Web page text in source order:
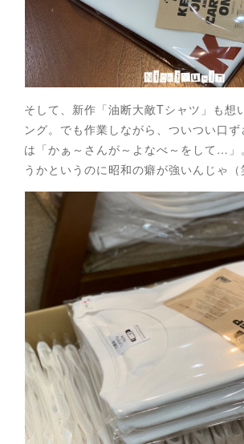
そして、新作「油断大敵Tシャツ」も想
ング。でも作業しながら、ついつい口
は「かぁ～さんが～よなべ～をして…」
うかというのに昭和の癖が強いんじゃ（